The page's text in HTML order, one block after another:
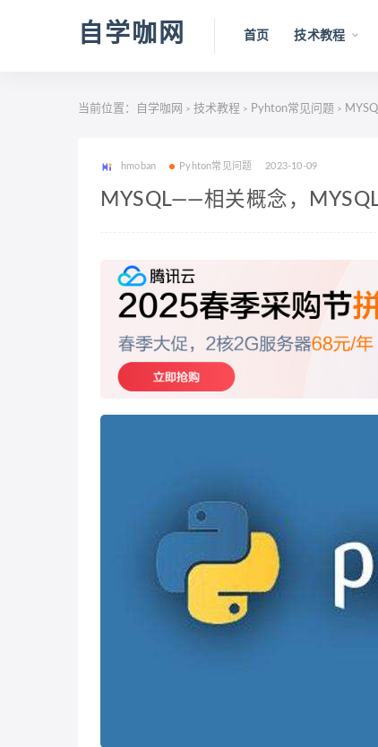
自学咖网 首页 技术教程
当前位置： 自学咖网 > 技术教程 > Pyhton常见问题 >
hmoban Pyhton常见问题 2023-10-09
MYSQL——相关概念，